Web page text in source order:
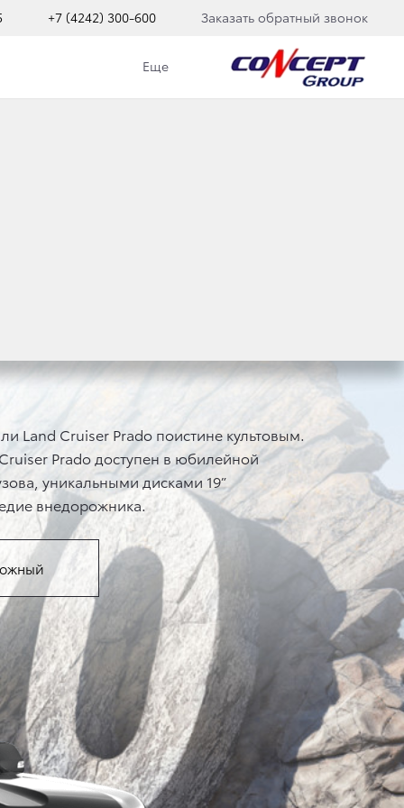
+7 (4242) 300-600 Заказать обратный звонок
Еще
Land Cruiser Prado поистине культовым.
Prado доступен в юбилейной
уникальными дисками 19”
внедорожника.